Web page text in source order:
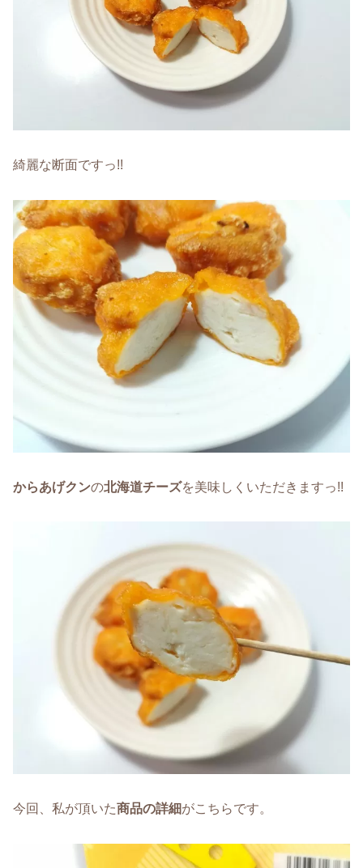
綺麗な断面ですっ!!
からあげクンの北海道チーズを美味しくいただきますっ!!
今回、私が頂いた商品の詳細がこちらです。